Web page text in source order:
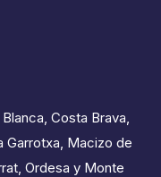
, Costa Brava,
Garrotxa, Macizo de
, Ordesa y Monte